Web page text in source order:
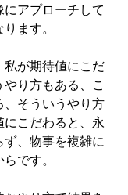
にアプローチして
ます。
が期待値にこだ
り方もある、こ
、そういうやり方
にこだわると、永
、物事を複雑に
です。